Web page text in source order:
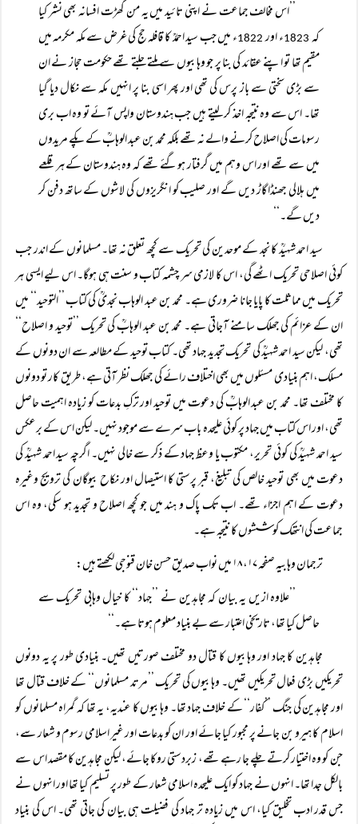
’’اس مخالف جماعت نے اپنی تائید میں یہ من گھڑت افسانہ بھی نشر کیا
کہ
ء اور1822
ء میں جب سید احمدؒ کا قافلہ حج کی غرض سے مکہ مکرمہ میں
مقیم تھا تو اپنے عقائد کی بنا پر جو وہابیوں سے ملتے جلتے تھے حکومت حجاز نے ان
سے بڑی سختی سے باز پرس کی تھی اور پھر اسی بنا پر انہیں مکہ سے نکال دیا گیا
تھا۔ اس سے وہ نتیجہ اخذ کر لیتے ہیں جب ہندوستان واپس آئے تو وہ اب بری
رسومات کی اصلاح کرنے والے نہ تھے بلکہ محمد بن عبد الوہابؒ کے پکے مریدوں
میں سے تھے اور اس وہم میں گرفتار ہوگئے تھے کہ وہ ہندوستان کے ہر قلعے
میں ہلالی جھنڈا گاڑ دیں گے اور صلیب کو انگریزوں کی لاشوں کے ساتھ دفن کر
دیں گے۔‘‘
سید احمد شہیدؒ کا نجد کے موحدین کی تحریک سے کچھ تعلق نہ تھا۔ مسلمانوں کے اندر جب
کوئی اصلاحی تحریک اٹھے گی، اس کا لازمی سر چشمہ کتاب و سنت ہی ہوگا۔ اس لیے ایسی ہر
تحریک میں مماثلت کا پایا جانا ضروری ہے۔ محمد بن عبد الوہاب نجدیؒ کی کتاب ’’التوحید‘‘ میں
ان کے عزائم کی جھلک سامنے آجاتی ہے۔ محمد بن عبد الوہابؒ کی تحریک ’’توحید و اصلاح‘‘
تھی، لیکن سید احمد شہیدؒ کی تحریک تجدید جہاد تھی۔ کتاب توحید کے مطالعہ سے ان دونوں کے
مسلک، اہم بنیادی مسئلوں میں بھی اختلاف رائے کی جھلک نظر آتی ہے، طریق کار تو دونوں
کا مختلف تھا۔ محمد بن عبد الوہابؒ کی دعوت میں توحید اور ترکِ بدعات کو زیادہ اہمیت حاصل
تھی، اور اس کتاب میں جہاد پر کوئی علیحدہ باب سرے سے موجود نہیں۔ لیکن اس کے برعکس
سید احمد شہیدؒ کی کوئی تحریر، مکتوب یا وعظ جہاد کے ذکر سے خالی نہیں۔ اگرچہ سید احمد شہیدؒ کی
دعوت میں بھی توحید خالص کی تبلیغ، قبر پرستی کا استیصال اور نکاح بیوگان کی ترویج وغیرہ
دعوت کے اہم اجزاء تھے۔ اب تک پاک و ہند میں جو کچھ اصلاح و تجدید ہو سکی، وہ اس
جماعت کی انتھک کوششوں کا نتیجہ ہے۔
ترجمان وہابیہ صفحہ ۱۷، ۱۸ میں نواب صدیق حسن خان قنوجی لکھتے ہیں:
’’علاوہ ازیں یہ بیان کہ مجاہدین نے ’’جہاد‘‘ کا خیال وہابی تحریک سے
حاصل کیا تھا، تاریخی اعتبار سے بے بنیاد معلوم ہوتا ہے۔‘‘
مجاہدین کا جہاد اور وہابیوں کا قتال دو مختلف صورتیں تھیں۔ بنیادی طور پر یہ دونوں
تحریکیں بڑی فعال تحریکیں تھیں۔ وہابیوں کی تحریک ’’مرتد مسلمانوں‘‘ کے خلاف قتال تھا
اور مجاہدین کی جنگ ’’کفار‘‘ کے خلاف جہاد تھا۔ وہابیوں کا عندیہ، یہ تھا کہ گمراہ مسلمانوں کو
اسلام کا ہیرو بن جانے پر مجبور کیا جائے اور ان کو بدعات اور غیر اسلامی رسوم و شعار سے،
جن کو وہ اختیار کرتے چلے جا رہے تھے، زبردستی روکا جائے، لیکن مجاہدین کا مقصد اس سے
بالکل جدا تھا۔ انہوں نے جہاد کو ایک علیحدہ اسلامی شعار کے طور پر تسلیم کیا تھا اور انہوں نے
جس قدر ادب تخلیق کیا، اس میں زیادہ تر جہاد کی فضیلت ہی بیان کی جاتی تھی۔ اس کی بنیاد